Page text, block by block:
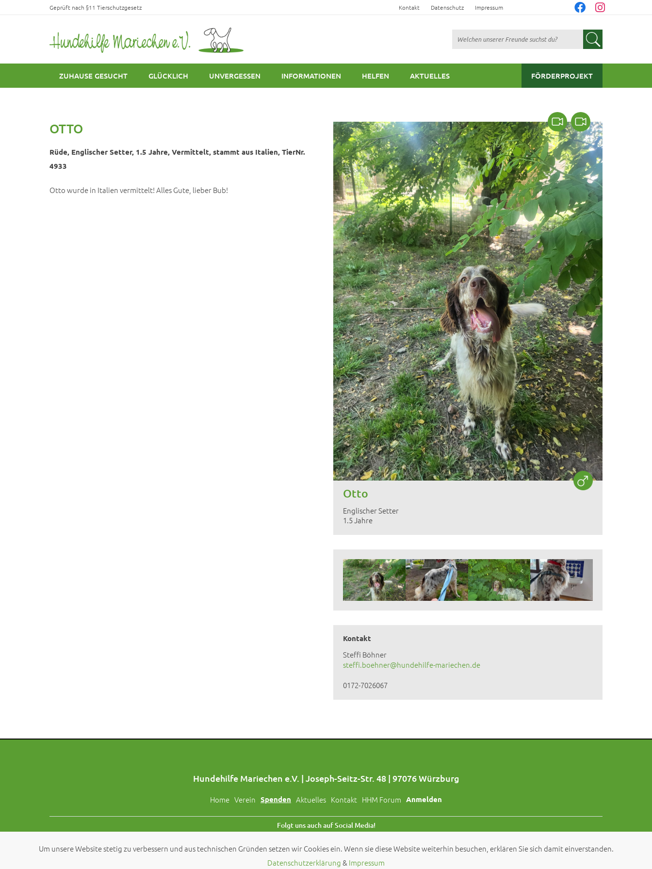
Geprüft nach §11 Tierschutzgesetz Kontakt Datenschutz Impressum
Suchen
ZUHAUSE GESUCHT GLÜCKLICH UNVERGESSEN INFORMATIONEN HELFEN AKTUELLES FÖRDERPROJEKT
OTTO
Rüde, Englischer Setter, 1.5 Jahre, Vermittelt, stammt aus Italien, TierNr.
4933
Otto wurde in Italien vermittelt! Alles Gute, lieber Bub!
Otto
Englischer Setter
1.5 Jahre
Kontakt
Steffi Böhner
steffi.boehner@hundehilfe-mariechen.de
0172-7026067
Hundehilfe Mariechen e.V. | Joseph-Seitz-Str. 48 | 97076 Würzburg
Home Verein Spenden Aktuelles Kontakt HHM Forum Anmelden
Folgt uns auch auf Social Media!
© 2026 byHundehilfe Mariechen e.V.
Um unsere Website stetig zu verbessern und aus technischen Gründen setzen wir Cookies ein. Wenn sie diese Website weiterhin besuchen, erklären Sie sich damit einverstanden.
Datenschutzerklärung& Impressum